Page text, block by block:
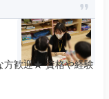
方歓迎★ 資格や経験